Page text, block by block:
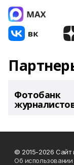
Фотобанк
© 2015-2026 Сайт
Об